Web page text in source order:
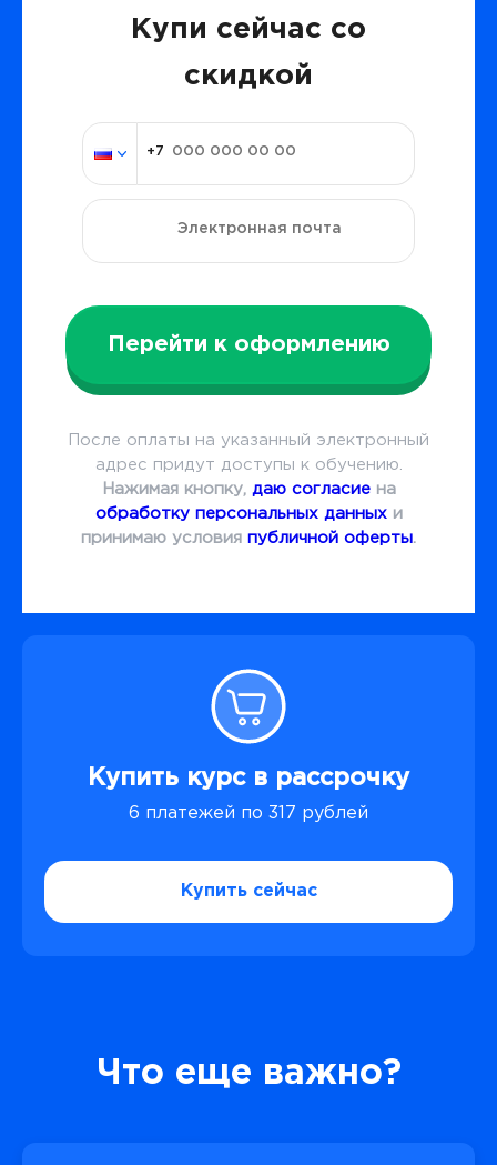
Купи сейчас со
скидкой
Перейти к оформлению
После оплаты на указанный электронный
адрес придут доступы к обучению.
Нажимая кнопку, даю согласиена
обработку персональных данныхи
принимаю условия публичной оферты.
Купить курс в рассрочку
6 платежей по 317 рублей
Купить сейчас
Что еще важно?